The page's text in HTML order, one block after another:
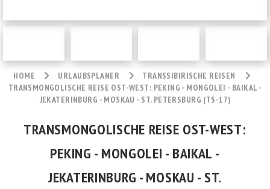
HOME URLAUBSPLANER
TRANSSIBIRISCHE REISEN
TRANSMONGOLISCHE REISE OST-WEST: PEKING - MONGOLEI - BAIKAL -
JEKATERINBURG - MOSKAU - ST. PETERSBURG (TS-17)
TRANSMONGOLISCHE REISE OST-WEST:
PEKING - MONGOLEI - BAIKAL -
JEKATERINBURG - MOSKAU - ST.